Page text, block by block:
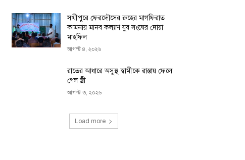
সখীপুরে ফেরদৌসের রুহের মাগফিরাত
কামনায় মানব কল্যাণ যুব সংঘের দোয়া
মাহফিল
আগস্ট ৪, ২০২৬
রাতের আধারে অসুস্থ স্বামীকে রাস্তায় ফেলে
গেল স্ত্রী
আগস্ট ৩, ২০২৬
Load more